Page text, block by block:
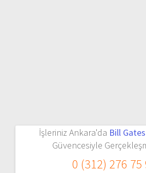
İşleriniz Ankara'da Bill
Güvencesiyle
0 (312) 276 75